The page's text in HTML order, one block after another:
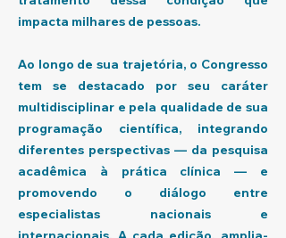
impacta milhares de pessoas.
Ao longo de sua trajetória, o Congresso
tem se destacado por seu caráter
multidisciplinar e pela qualidade de sua
programação científica, integrando
diferentes perspectivas — da pesquisa
acadêmica à prática clínica — e
promovendo o diálogo entre
especialistas nacionais e